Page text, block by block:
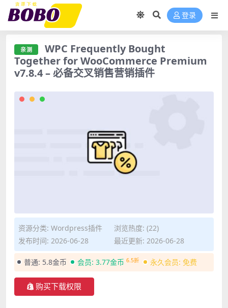
登录
亲测
WPC Frequently Bought
Together for WooCommerce Premium
v7.8.4 – 必备交叉销售营销插件
资源分类: Wordpress插件
浏览热度: (22)
发布时间: 2026-06-28
最近更新: 2026-06-28
普通: 5.8金币 会员: 3.77金币 6.5折 永久会员: 免费
购买下载权限